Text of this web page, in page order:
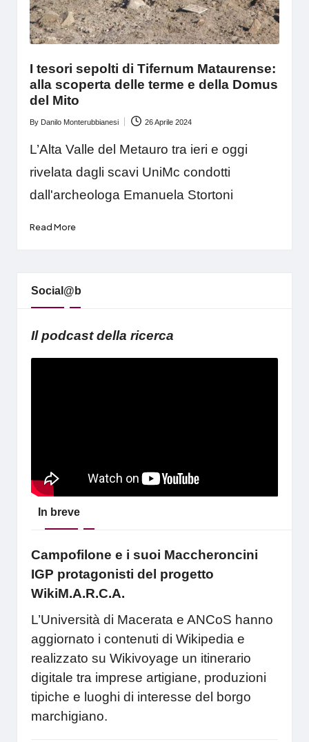
I tesori sepolti di Tifernum Mataurense:
alla scoperta delle terme e della Domus
del Mito
Posted
By Danilo Monterubbianesi 26 Aprile 2024
L’Alta Valle del Metauro tra ieri e oggi
rivelata dagli scavi UniMc condotti
dall'archeologa Emanuela Stortoni
Read More
Social@b
Il podcast della ricerca
In breve
Campofilone e i suoi Maccheroncini
IGP protagonisti del progetto
WikiM.A.R.C.A.
L’Università di Macerata e ANCoS hanno
aggiornato i contenuti di Wikipedia e
realizzato su Wikivoyage un itinerario
digitale tra imprese artigiane, produzioni
tipiche e luoghi di interesse del borgo
marchigiano.